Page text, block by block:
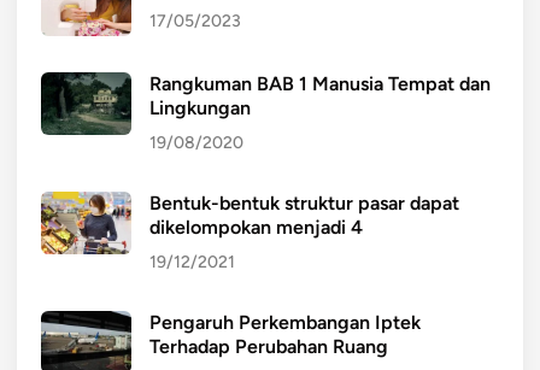
17/05/2023
Rangkuman BAB 1 Manusia Tempat dan
Lingkungan
19/08/2020
Bentuk-bentuk struktur pasar dapat
dikelompokan menjadi 4
19/12/2021
Pengaruh Perkembangan Iptek
Terhadap Perubahan Ruang